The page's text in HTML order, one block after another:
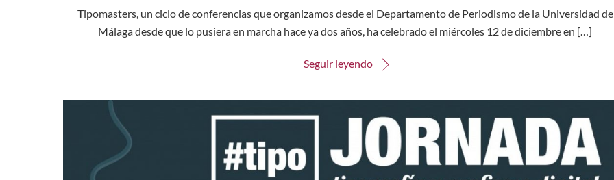
Tipomasters, un ciclo de conferencias que organizamos desde el Departamento de Periodismo de la Universidad de
Málaga desde que lo pusiera en marcha hace ya dos años, ha celebrado el miércoles 12 de diciembre en […]
Seguir leyendo